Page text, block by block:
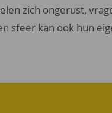
zich ongerust,
sfeer kan ook hun